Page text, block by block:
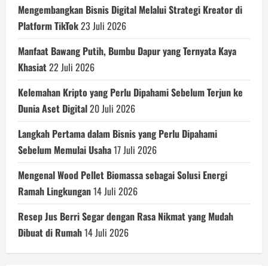
Mengembangkan Bisnis Digital Melalui Strategi Kreator di
Platform TikTok23 Juli 2026
Manfaat Bawang Putih, Bumbu Dapur yang Ternyata Kaya
Khasiat22 Juli 2026
Kelemahan Kripto yang Perlu Dipahami Sebelum Terjun ke
Dunia Aset Digital20 Juli 2026
Langkah Pertama dalam Bisnis yang Perlu Dipahami
Sebelum Memulai Usaha17 Juli 2026
Mengenal Wood Pellet Biomassa sebagai Solusi Energi
Ramah Lingkungan14 Juli 2026
Resep Jus Berri Segar dengan Rasa Nikmat yang Mudah
Dibuat di Rumah14 Juli 2026